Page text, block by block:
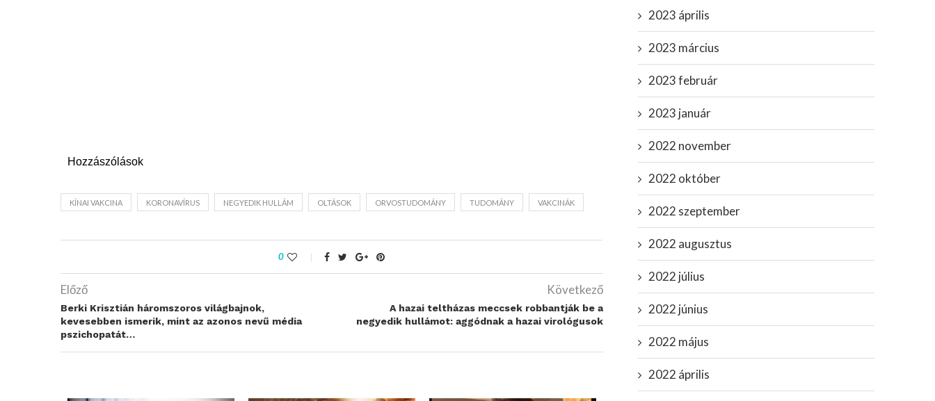
Hozzászólások
KÍNAI VAKCINA KORONAVÍRUS NEGYEDIK HULLÁM OLTÁSOK ORVOSTUDOMÁNY TUDOMÁNY VAKCINÁK
0
Előző
Berki Krisztián háromszoros világbajnok,
kevesebben ismerik, mint az azonos nevű média
pszichopatát…
Következő
A hazai teltházas meccsek robbantják be a
negyedik hullámot: aggódnak a hazai virológusok
2023 április
2023 március
2023 február
2023 január
2022 november
2022 október
2022 szeptember
2022 augusztus
2022 július
2022 június
2022 május
2022 április